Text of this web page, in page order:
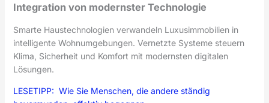
Integration von modernster Technologie
Smarte Haustechnologien verwandeln Luxusimmobilien in
intelligente Wohnumgebungen. Vernetzte Systeme steuern
Klima, Sicherheit und Komfort mit modernsten digitalen
Lösungen.
LESETIPP: Wie Sie Menschen, die andere ständig